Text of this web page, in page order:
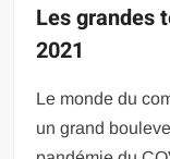
Les grandes
2021
Le monde du
un grand